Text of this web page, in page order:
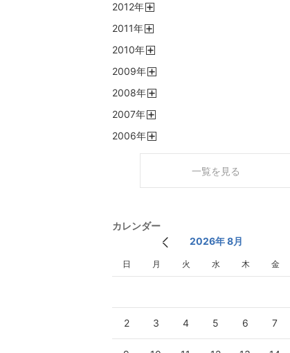
2012年
2011年
2010年
2009年
2008年
2007年
2006年
一覧を見る
カレンダー
2026年 8月
日 月 火 水 木 金
2 3 4 5 6 7